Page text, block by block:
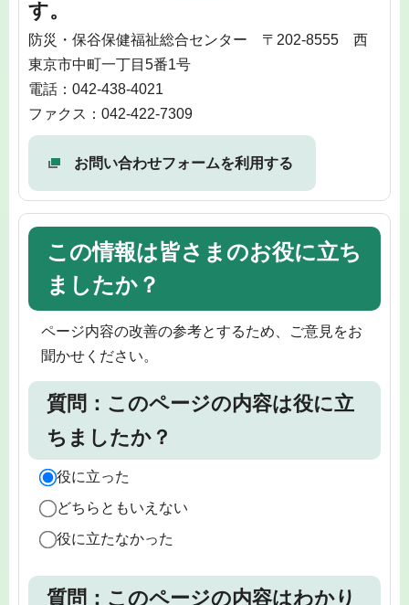
す。
防災・保谷保健福祉総合センター 〒202-8555 西
東京市中町一丁目5番1号
電話：042-438-4021
ファクス：042-422-7309
お問い合わせフォームを利用する
この情報は皆さまのお役に立ち
ましたか？
ページ内容の改善の参考とするため、ご意見をお
聞かせください。
質問：このページの内容は役に立
ちましたか？
役に立った
どちらともいえない
役に立たなかった
質問：このページの内容はわかり